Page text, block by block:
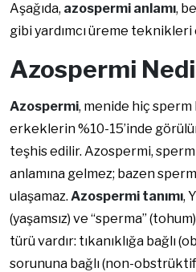
Aşağıda, azospermi anlamı,
gibi yardımcı üreme teknikleri
Azospermi
Azospermi, menide hiç sperm
erkeklerin %10-15’inde
teşhis edilir. Azospermi,
anlamına gelmez; bazen
ulaşamaz. Azospermi tanımı,
(yaşamsız) ve “sperma”
türü vardır: tıkanıklığa bağlı
sorununa bağlı (non-